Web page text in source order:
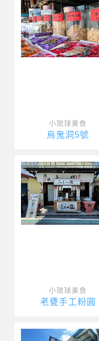
小琉球美食
烏鬼洞5號
小琉球美食
老甕手工粉圓